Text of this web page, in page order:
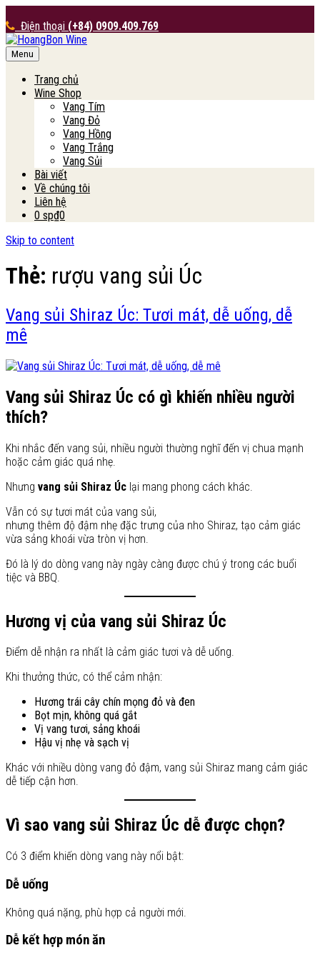
Điện thoại (+84) 0909.409.769
HoangBon Wine
Menu
Trang chủ
Wine Shop
Vang Tím
Vang Đỏ
Vang Hồng
Vang Trắng
Vang Sủi
Bài viết
Về chúng tôi
Liên hệ
0 sp₫0
Skip to content
Thẻ: rượu vang sủi Úc
Vang sủi Shiraz Úc: Tươi mát, dễ uống, dễ
mê
Vang sủi Shiraz Úc có gì khiến nhiều người
thích?
Khi nhắc đến vang sủi, nhiều người thường nghĩ đến vị chua mạnh
hoặc cảm giác quá nhẹ.
Nhưng vang sủi Shiraz Úc lại mang phong cách khác.
Vẫn có sự tươi mát của vang sủi,
nhưng thêm độ đậm nhẹ đặc trưng của nho Shiraz, tạo cảm giác
vừa sảng khoái vừa tròn vị hơn.
Đó là lý do dòng vang này ngày càng được chú ý trong các buổi
tiệc và BBQ.
Hương vị của vang sủi Shiraz Úc
Điểm dễ nhận ra nhất là cảm giác tươi và dễ uống.
Khi thưởng thức, có thể cảm nhận:
Hương trái cây chín mọng đỏ và đen
Bọt mịn, không quá gắt
Vị vang tươi, sảng khoái
Hậu vị nhẹ và sạch vị
Khác với nhiều dòng vang đỏ đậm, vang sủi Shiraz mang cảm giác
dễ tiếp cận hơn.
Vì sao vang sủi Shiraz Úc dễ được chọn?
Có 3 điểm khiến dòng vang này nổi bật:
Dễ uống
Không quá nặng, phù hợp cả người mới.
Dễ kết hợp món ăn